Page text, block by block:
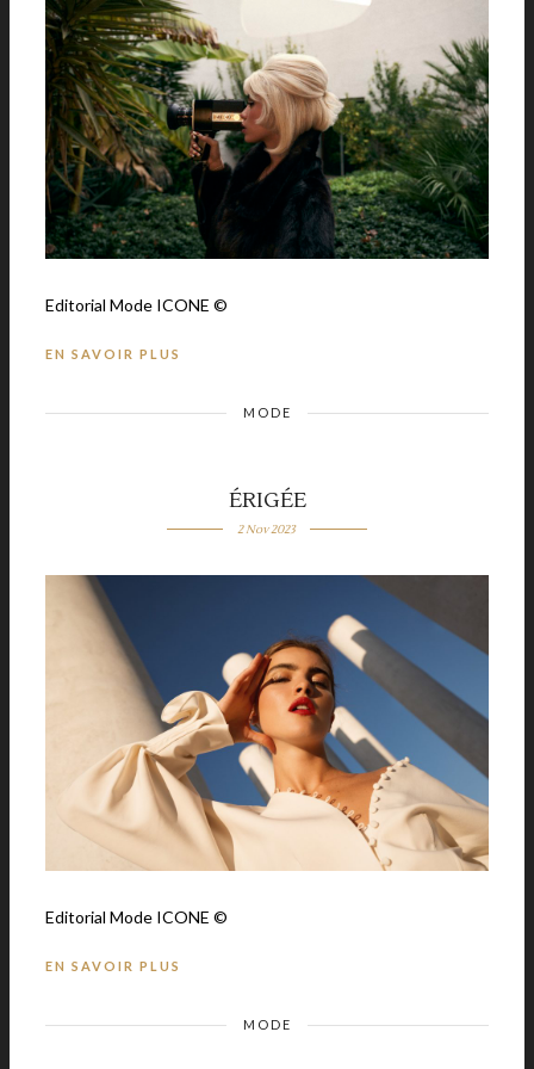
Editorial Mode ICONE ©
EN SAVOIR PLUS
MODE
ÉRIGÉE
2 Nov 2023
Editorial Mode ICONE ©
EN SAVOIR PLUS
MODE